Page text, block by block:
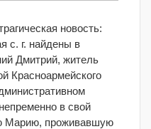
новость:
с. г. найдены в
Дмитрий, житель
Красноармейского
в свой
Марию, проживавшую